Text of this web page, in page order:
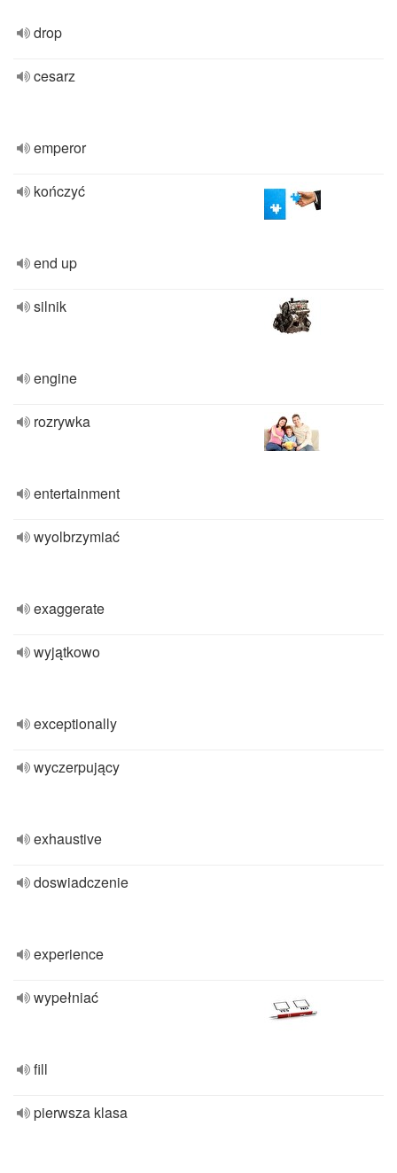
drop
cesarz
emperor
kończyć
end up
silnik
engine
rozrywka
entertainment
wyolbrzymiać
exaggerate
wyjątkowo
exceptionally
wyczerpujący
exhaustive
doswiadczenie
experience
wypełniać
fill
pierwsza klasa